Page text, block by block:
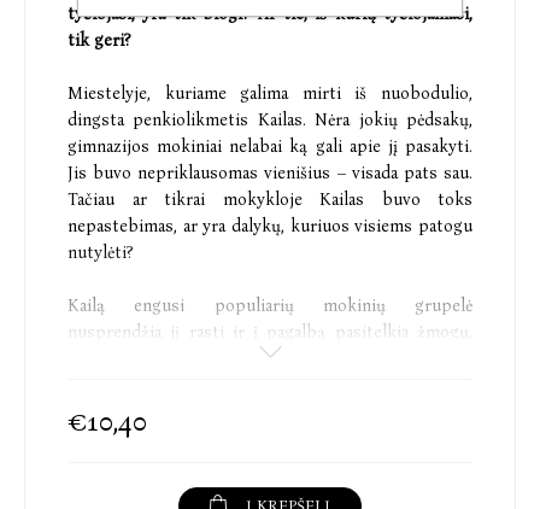
tyčiojasi, yra tik blogi? Ar tie, iš kurių tyčiojamasi,
tik geri?
Miestelyje, kuriame galima mirti iš nuobodulio,
dingsta penkiolikmetis Kailas. Nėra jokių pėdsakų,
gimnazijos mokiniai nelabai ką gali apie jį pasakyti.
Jis buvo nepriklausomas vienišius – visada pats sau.
Tačiau ar tikrai mokykloje Kailas buvo toks
nepastebimas, ar yra dalykų, kuriuos visiems patogu
nutylėti?
Kailą engusi populiarių mokinių grupelė
nusprendžia jį rasti ir į pagalbą pasitelkia žmogų,
kuris vienintelis, jų manymu, galėtų padėti. Kaip ir
Bėda ta, kad Herieta visai nepažįsta dingusio vaikino,
o pakviesta dėtis prie tų, kuriais slapčia žavisi,
baimės, kaltės ir euforijos, kai pagaliau esi ten, kur
€10,40